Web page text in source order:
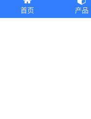
首页 产品